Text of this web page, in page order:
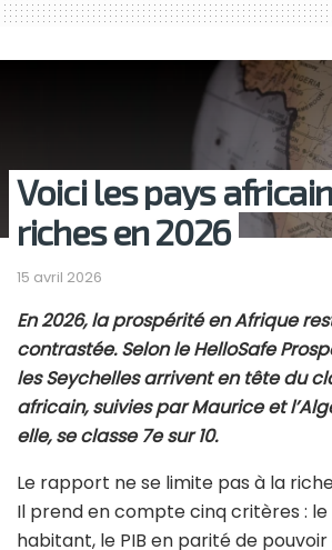
Voici les pays
riches en 2026
15 avril 2026
En 2026, la prospérité en Afrique
contrastée. Selon le HelloSafe
les Seychelles arrivent en tête du
africain, suivies par Maurice et
elle, se classe 7e sur 10.
Le rapport ne se limite pas à la
Il prend en compte cinq critères :
habitant, le PIB en parité de pouvoir